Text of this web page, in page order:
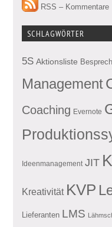
RSS – Kommentare
SCHLAGWÖRTER
5S Aktionsliste
Management
Coaching Evernote
Ideenmanagement JIT
Kreativität KVP
Lieferanten LMS